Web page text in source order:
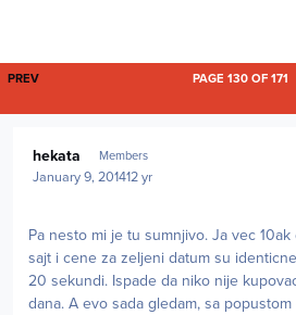
FIRST PAGE
PREV PAGE 130 OF 171
hekata Members
January 9, 201412 yr
Pa nesto mi je tu sumnjivo. Ja vec
sajt i cene za zeljeni datum su
20 sekundi. Ispade da niko nije
dana. A evo sada gledam, sa